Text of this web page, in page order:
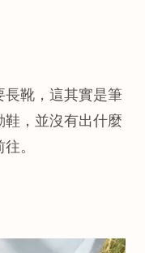
長靴，這其實是筆
，並沒有出什麼
。